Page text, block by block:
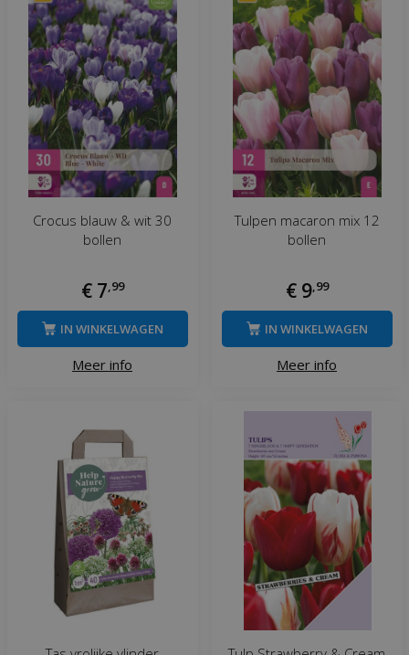
Crocus blauw & wit 30
bollen
€ 7 99
Meer info
IN WINKELWAGEN
Tulpen macaron mix 12
bollen
€ 9, 99
Meer info
IN WINKELWAGEN